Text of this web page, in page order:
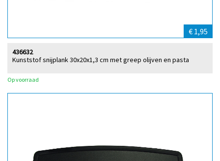
€ 1,95
Kunststof snijplank 30x20x1,3 cm met greep olijven en pasta
436632
Op voorraad